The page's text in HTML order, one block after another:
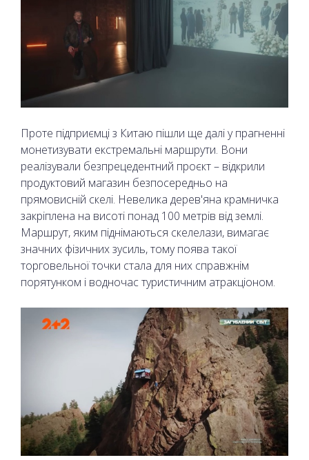
Проте підприємці з Китаю пішли ще далі у прагненні
монетизувати екстремальні маршрути. Вони
реалізували безпрецедентний проєкт – відкрили
продуктовий магазин безпосередньо на
прямовисній скелі. Невелика дерев'яна крамничка
закріплена на висоті понад 100 метрів від землі.
Маршрут, яким піднімаються скелелази, вимагає
значних фізичних зусиль, тому поява такої
торговельної точки стала для них справжнім
порятунком і водночас туристичним атракціоном.